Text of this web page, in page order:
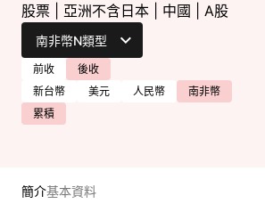
股票 亞洲不含日本 中國 A股
前收
後收
新台幣
美元 人民幣
南非幣
累積
簡介基本資料